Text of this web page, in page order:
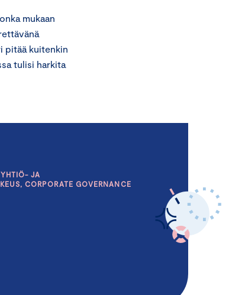
mukaan
pitää kuitenkin
tulisi harkita
JA
CORPORATE GOVERNANCE